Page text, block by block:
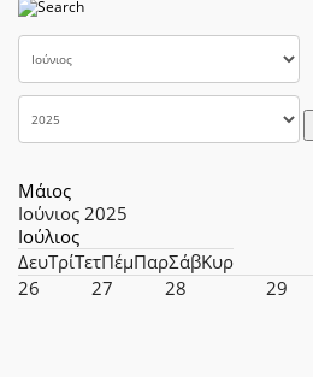
Μάιος
Ιούνιος 2025
Ιούλιος
ΔευΤρίΤετΠέμΠαρΣάβΚυρ
26
27 28 29